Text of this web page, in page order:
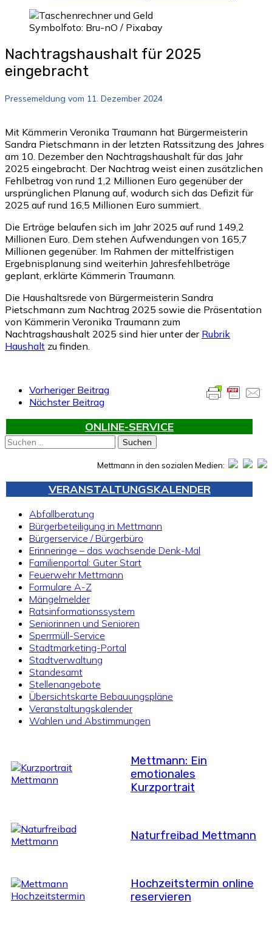
Symbolfoto: Bru-nO / Pixabay
Nachtragshaushalt für 2025
eingebracht
Pressemeldung vom 11. Dezember 2024
Mit Kämmerin Veronika Traumann hat Bürgermeisterin
Sandra Pietschmann in der letzten Ratssitzung des Jahres
am 10. Dezember den Nachtragshaushalt für das Jahr
2025 eingebracht. Der Nachtrag weist einen zusätzlichen
Fehlbetrag von rund 1,2 Millionen Euro gegenüber der
ursprünglichen Planung auf, wodurch sich das Defizit für
2025 auf rund 16,5 Millionen Euro summiert.
Die Erträge belaufen sich im Jahr 2025 auf rund 149,2
Millionen Euro. Dem stehen Aufwendungen von 165,7
Millionen gegenüber. Im Rahmen der mittelfristigen
Ergebnisplanung sind weiterhin Jahresfehlbeträge
geplant, erklärte Kämmerin Traumann.
Die Haushaltsrede von Bürgermeisterin Sandra
Pietschmann zum Nachtrag 2025 sowie die Präsentation
von Kämmerin Veronika Traumann zum
Nachtragshaushalt 2025 sind hier unter der Rubrik
Haushalt zu finden.
Vorheriger Beitrag
Nächster Beitrag
ONLINE-SERVICE
Suchen
nach:
Mettmann in den sozialen Medien:
VERANSTALTUNGSKALENDER
Abfallberatung
Bürgerbeteiligung in Mettmann
Bürgerservice / Bürgerbüro
Erinneringe – das wachsende Denk-Mal
Familienportal: Guter Start
Feuerwehr Mettmann
Formulare A-Z
Mängelmelder
Ratsinformationssystem
Seniorinnen und Senioren
Sperrmüll-Service
Stadtmarketing-Portal
Stadtverwaltung
Standesamt
Stellenangebote
Übersichtskarte Bebauungspläne
Veranstaltungskalender
Wahlen und Abstimmungen
Mettmann: Ein
emotionales
Kurzportrait
Naturfreibad Mettmann
Hochzeitstermin online
reservieren